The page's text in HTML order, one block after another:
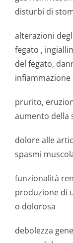
disturbi di
alterazioni
fegato ,
del fegato,
infiammazione
prurito,
aumento della
dolore alle
spasmi
funzionalità
produzione di
o dolorosa
debolezza